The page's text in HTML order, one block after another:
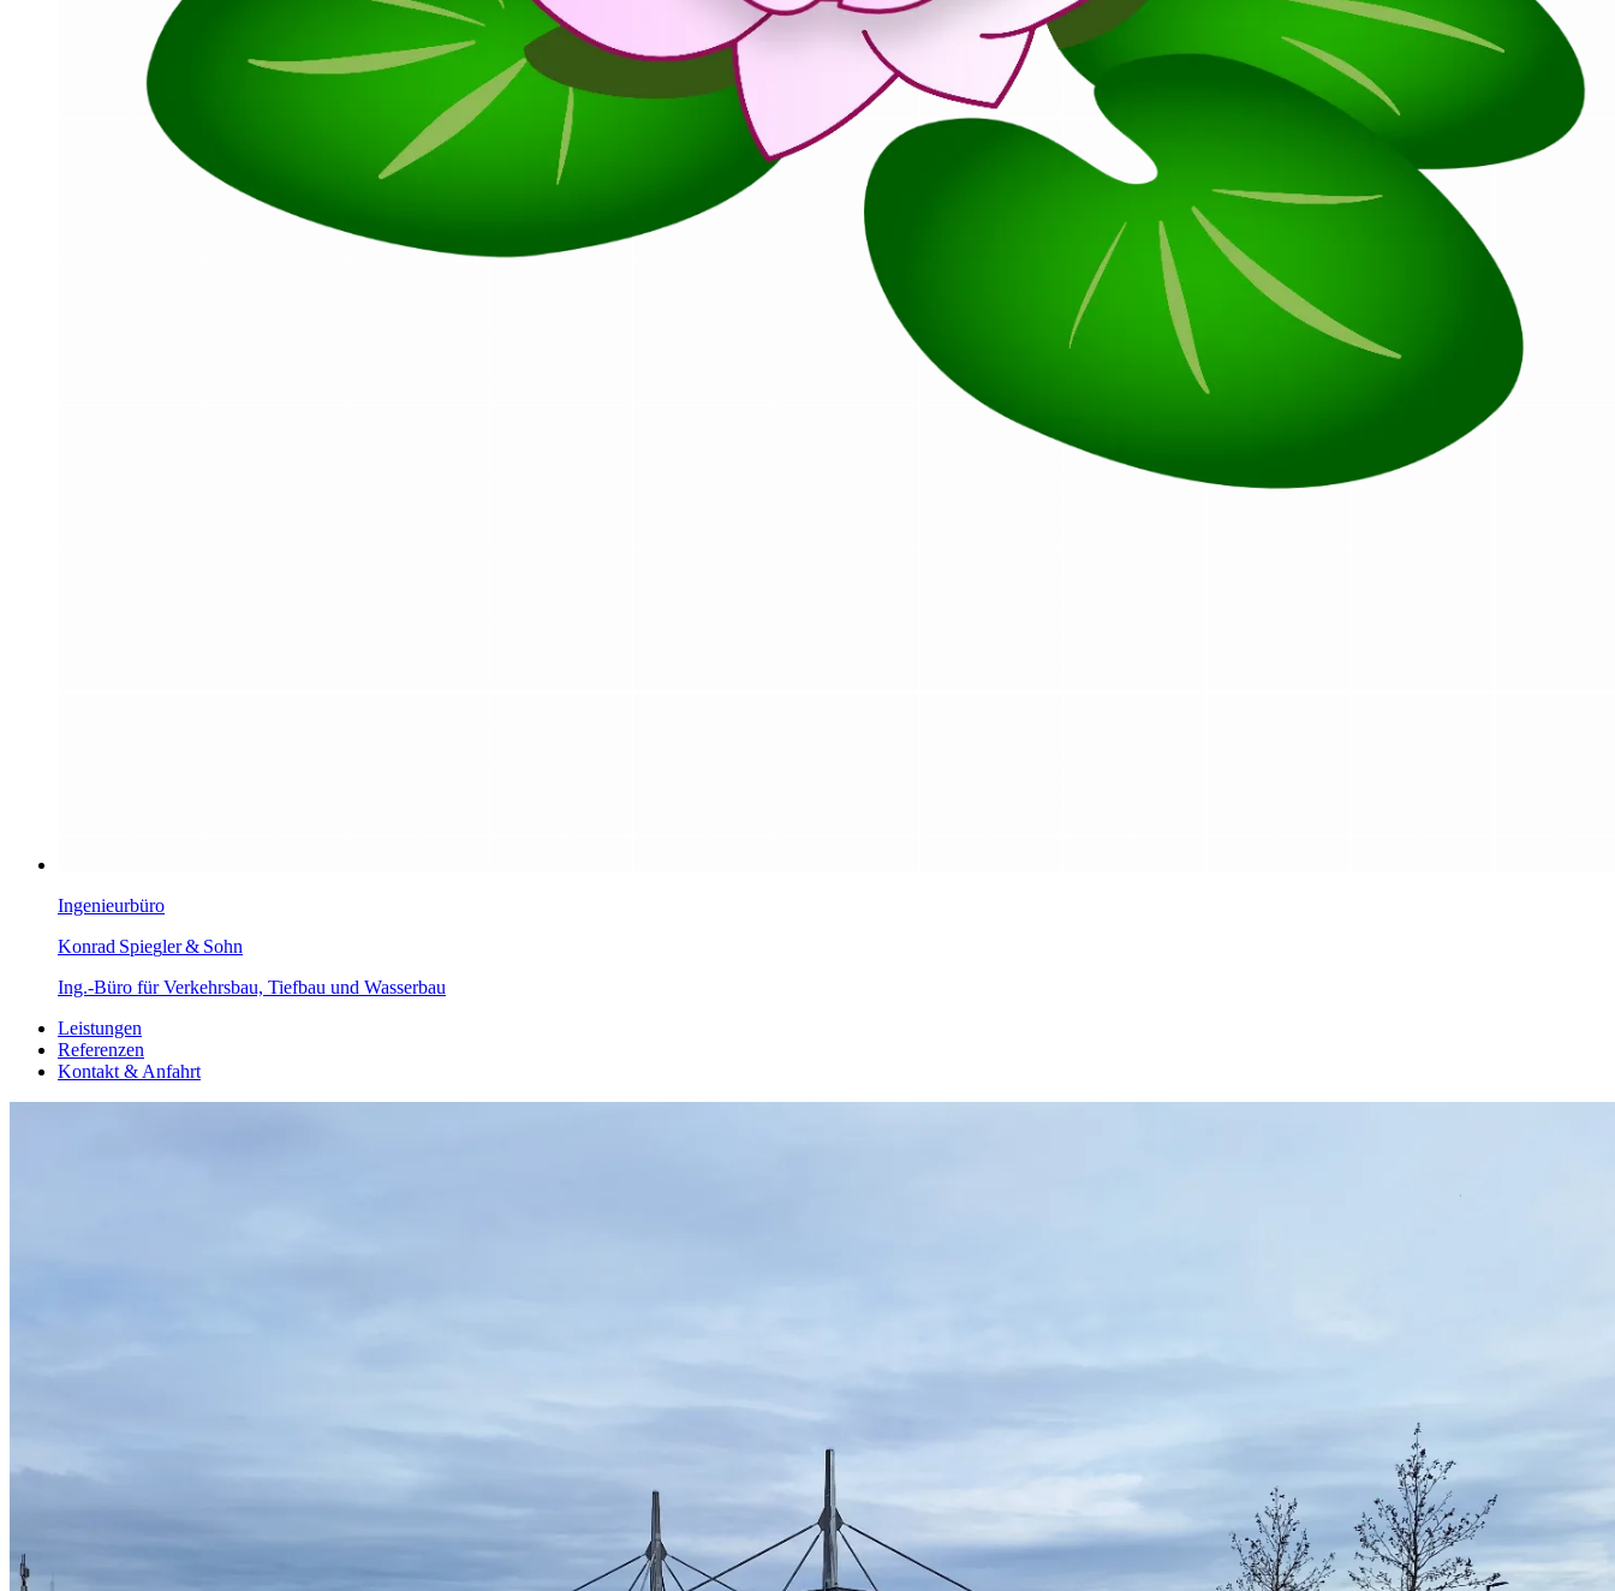
Ingenieurbüro
Konrad Spiegler& Sohn
Ing.-Büro für Verkehrsbau, Tiefbau und Wasserbau
Leistungen
Referenzen
Kontakt & Anfahrt